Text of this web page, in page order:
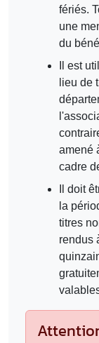
fériés.
une
du
Il est
lieu de
amené
cadre
Il doit
la
titres
rendus